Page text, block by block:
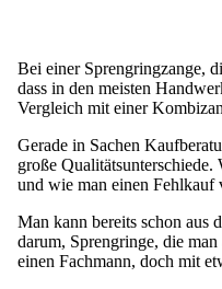
Bei einer Sprengringzange,
dass in den meisten
Vergleich mit einer
Gerade in Sachen
große
und wie man einen Fehlkauf
Man kann bereits schon aus
darum, Sprengringe, die
einen Fachmann, doch mit